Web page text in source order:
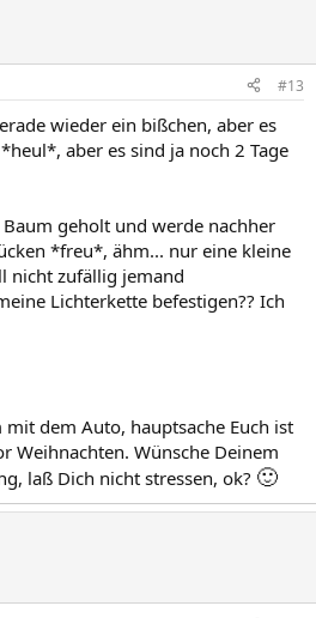
#13
wieder ein bißchen, aber es
aber es sind ja noch 2 Tage
geholt und werde nachher
*freu*, ähm... nur eine kleine
nicht zufällig jemand
Lichterkette befestigen?? Ich
dem Auto, hauptsache Euch ist
Weihnachten. Wünsche Deinem
laß Dich nicht stressen, ok? 🙂